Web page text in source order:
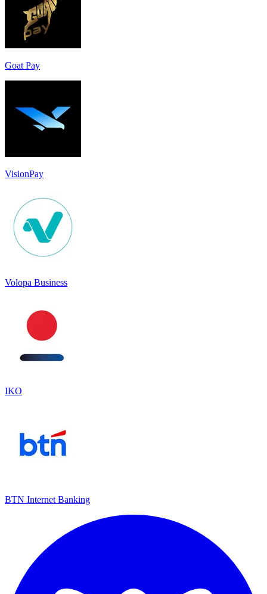
Goat Pay
VisionPay
Volopa Business
IKO
BTN Internet Banking